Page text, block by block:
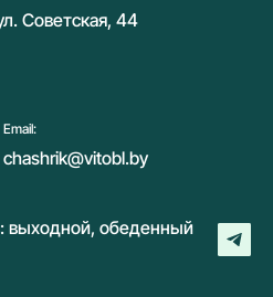
Советская, 44
Email:
chashrik@vitobl.by
выходной, обеденный